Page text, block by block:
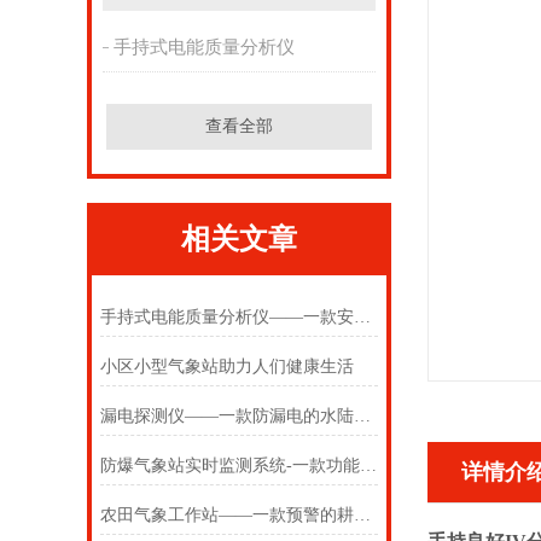
手持式电能质量分析仪
查看全部
相关文章
手持式电能质量分析仪——一款安全的电能质量检测仪 2025(万象推送)
小区小型气象站助力人们健康生活
漏电探测仪——一款防漏电的水陆安全监测仪2025(万象推送)
防爆气象站实时监测系统-一款功能*、安全可靠的设备
农田气象工作站——一款预警的耕地质量自动监测站2024(万象推送)
详情介